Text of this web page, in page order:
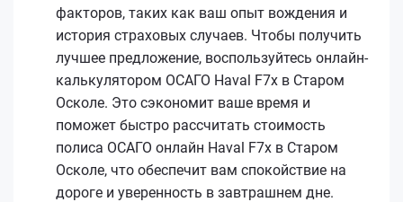
факторов, таких как ваш опыт вождения и
история страховых случаев. Чтобы получить
лучшее предложение, воспользуйтесь онлайн-
калькулятором ОСАГО Haval F7x в Старом
Осколе. Это сэкономит ваше время и
поможет быстро рассчитать стоимость
полиса ОСАГО онлайн Haval F7x в Старом
Осколе, что обеспечит вам спокойствие на
дороге и уверенность в завтрашнем дне.